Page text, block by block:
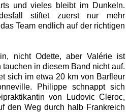
und vieles bleibt im Dunkeln.
stiftet zuerst nur mehr
Team endlich auf der richtigen
nicht Odette, aber Valérie ist
in diesem Band nicht auf.
sich im etwa 20 km von Barfleur
Philippe schnappt sich
von Ludovic Cleroc,
den Weg durch halb Frankreich